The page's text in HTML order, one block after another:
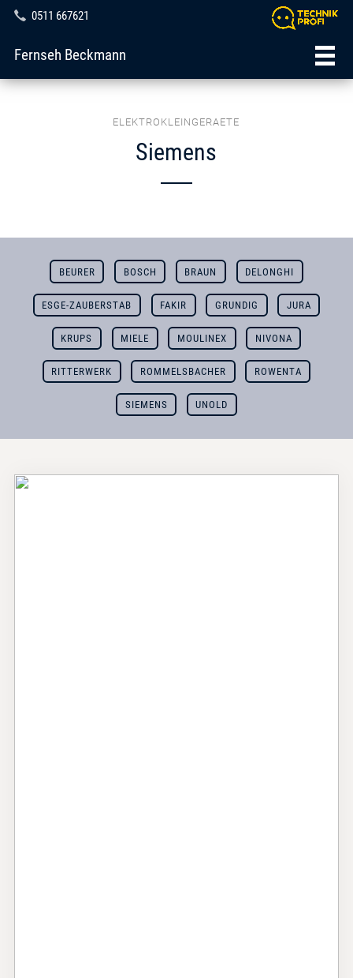
0511 667621
Fernseh Beckmann
ELEKTROKLEINGERAETE
Siemens
BEURER BOSCH BRAUN DELONGHI
ESGE-ZAUBERSTAB FAKIR GRUNDIG JURA
KRUPS MIELE MOULINEX NIVONA
RITTERWERK ROMMELSBACHER ROWENTA
SIEMENS UNOLD